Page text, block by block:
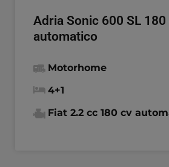
Adria Sonic 600 SL 180
automatico
Motorhome
4+1
Fiat 2.2 cc 180 cv